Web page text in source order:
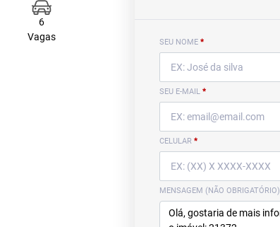
6
Vagas
SEU NOME *
SEU E-MAIL *
CELULAR *
MENSAGEM (NÃO OBRIGATÓRIO)